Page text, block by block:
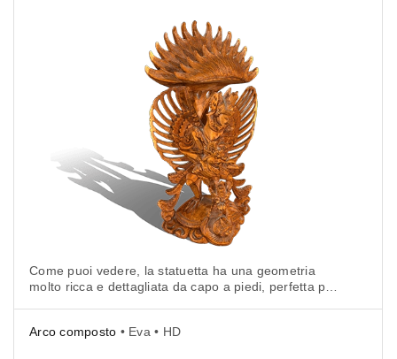
Come puoi vedere, la statuetta ha una geometria
molto ricca e dettagliata da capo a piedi, perfetta per
Arco composto • Eva • HD